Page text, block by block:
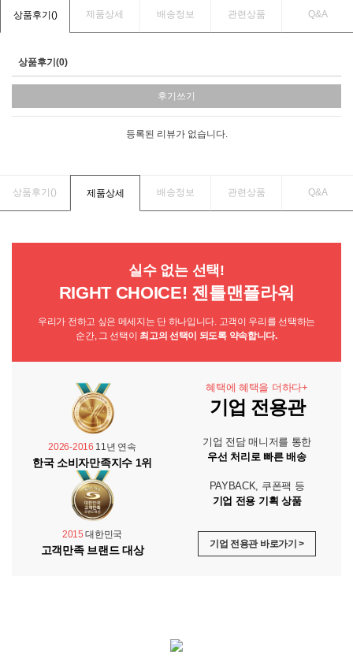
상품후기() 제품상세 배송정보 관련상품 Q&A
상품후기(0)
후기쓰기
등록된 리뷰가 없습니다.
상품후기() 제품상세 배송정보 관련상품 Q&A
실수 없는 선택!
RIGHT CHOICE! 젠틀맨플라워
우리가 전하고 싶은 메세지는 단 하나입니다. 고객이 우리를 선택하는
순간, 그 선택이 최고의 선택이 되도록 약속합니다.
2026-2016 11년 연속
한국 소비자만족지수 1위
2015 대한민국
고객만족 브랜드 대상
혜택에 혜택을 더하다+
기업 전용관
기업 전담 매니저를 통한
우선 처리로 빠른 배송
PAYBACK, 쿠폰팩 등
기업 전용 기획 상품
기업 전용관 바로가기 >